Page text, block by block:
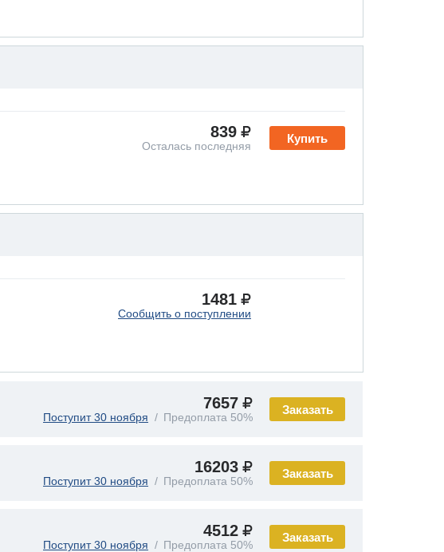
Купить
839
Осталась последняя
1481
Сообщить о поступлении
Заказать
7657
Поступит 30 ноября Предоплата 50%
Заказать
16203
Поступит 30 ноября Предоплата 50%
Заказать
4512
Поступит 30 ноября Предоплата 50%